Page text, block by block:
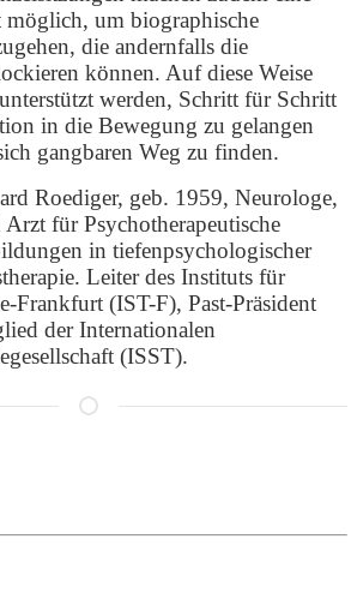
möglich, um biographische
die andernfalls die
können. Auf diese Weise
werden, Schritt für Schritt
in die Bewegung zu gelangen
gangbaren Weg zu finden.
Roediger, geb. 1959, Neurologe,
für Psychotherapeutische
in tiefenpsychologischer
Leiter des Instituts für
Frankfurt (IST-F), Past-Präsident
der Internationalen
(ISST).